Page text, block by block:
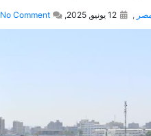
,
No Comment